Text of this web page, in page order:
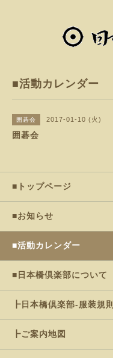
■活動カレンダー
囲碁会 2017-01-10 (火)
囲碁会
■トップページ
■お知らせ
■活動カレンダー
■日本橋倶楽部について
┣日本橋倶楽部-服装規則
┣ご案内地図